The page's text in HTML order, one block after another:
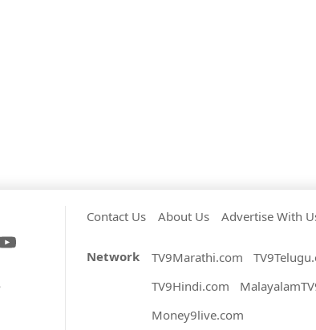
Contact Us About Us Advertise With
Network TV9Marathi.com
TV9Hindi.com
Money9live.com